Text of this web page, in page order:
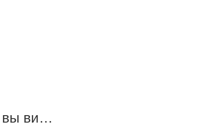
вы ви…